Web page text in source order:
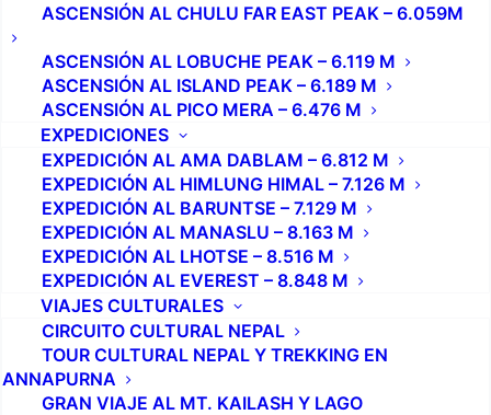
ASCENSIÓN AL CHULU FAR EAST PEAK – 6.059M
ASCENSIÓN AL LOBUCHE PEAK – 6.119 M
ASCENSIÓN AL ISLAND PEAK – 6.189 M
ASCENSIÓN AL PICO MERA – 6.476 M
EXPEDICIONES
EXPEDICIÓN AL AMA DABLAM – 6.812 M
EXPEDICIÓN AL HIMLUNG HIMAL – 7.126 M
EXPEDICIÓN AL BARUNTSE – 7.129 M
EXPEDICIÓN AL MANASLU – 8.163 M
EXPEDICIÓN AL LHOTSE – 8.516 M
EXPEDICIÓN AL EVEREST – 8.848 M
VIAJES CULTURALES
CIRCUITO CULTURAL NEPAL
TOUR CULTURAL NEPAL Y TREKKING EN
ANNAPURNA
GRAN VIAJE AL MT. KAILASH Y LAGO